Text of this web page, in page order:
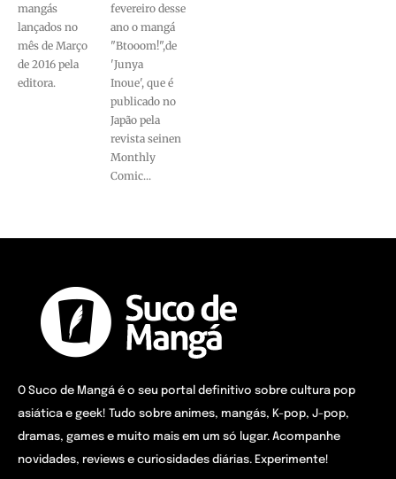
mangás
lançados no
mês de Março
de 2016 pela
editora.
fevereiro desse
ano o mangá
"Btooom!",de
'Junya
Inoue', que é
publicado no
Japão pela
revista seinen
Monthly
Comic...
O Suco de Mangá é o seu portal definitivo sobre cultura pop
asiática e geek! Tudo sobre animes, mangás, K-pop, J-pop,
dramas, games e muito mais em um só lugar. Acompanhe
novidades, reviews e curiosidades diárias. Experimente!